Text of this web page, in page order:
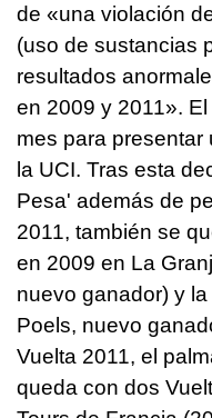
de «una violación
(uso de sustancias
resultados
en 2009 y 2011».
mes para presentar
la UCI. Tras esta
Pesa' además de
2011, también se
en 2009 en La
nuevo ganador) y
Poels, nuevo
Vuelta 2011, el
queda con dos